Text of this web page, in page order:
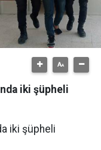
iki şüpheli
iki şüpheli